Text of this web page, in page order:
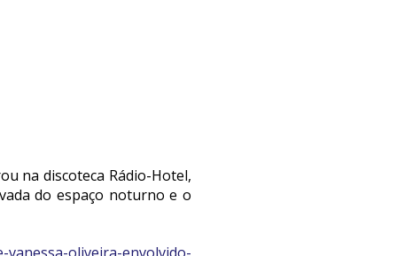
na discoteca Rádio-Hotel,
do espaço noturno e o